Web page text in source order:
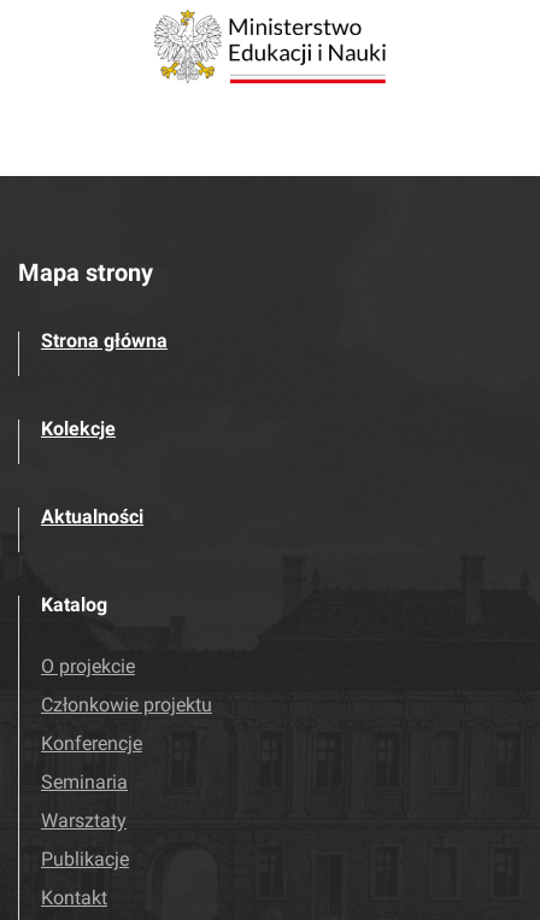
Mapa strony
Strona główna
Kolekcje
Aktualności
Katalog
O projekcie
Członkowie projektu
Konferencje
Seminaria
Warsztaty
Publikacje
Kontakt